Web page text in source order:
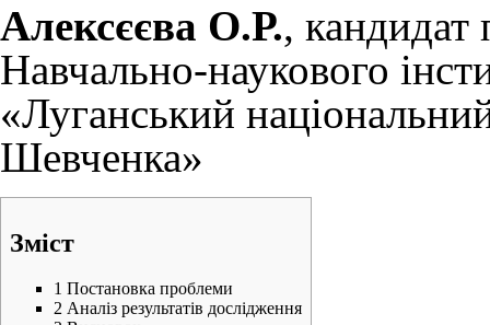
Алексєєва О.Р., кандидат
Навчально-наукового
«Луганський
Шевченка»
Зміст
1 Постановка проблеми
2 Аналіз результатів дослідження